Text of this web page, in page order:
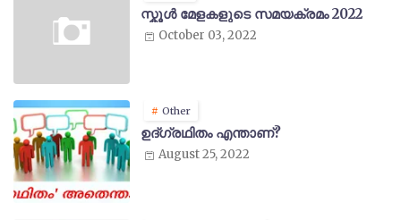
സ്കൂൾ മേളകളുടെ സമയക്രമം 2022
October 03, 2022
Other
ഉദ്ഗ്രഥിതം എന്താണ്?
August 25, 2022